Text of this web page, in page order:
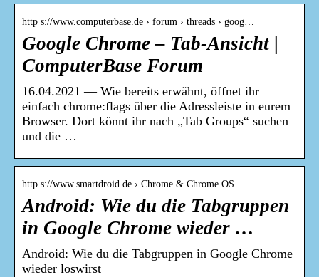
http s://www.computerbase.de › forum › threads › goog…
Google Chrome – Tab-Ansicht |
ComputerBase Forum
16.04.2021 — Wie bereits erwähnt, öffnet ihr
einfach chrome:flags über die Adressleiste in eurem
Browser. Dort könnt ihr nach „Tab Groups“ suchen
und die …
http s://www.smartdroid.de › Chrome & Chrome OS
Android: Wie du die Tabgruppen
in Google Chrome wieder …
Android: Wie du die Tabgruppen in Google Chrome
wieder loswirst